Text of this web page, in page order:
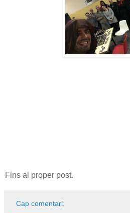
Fins al proper post.
Cap comentari: